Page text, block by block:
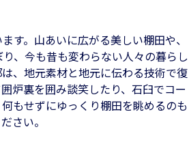
す。山あいに広がる美しい棚田や、
、今も昔も変わらない人々の暮らし
、地元素材と地元に伝わる技術で復
炉裏を囲み談笑したり、石臼でコー
もせずにゆっくり棚田を眺めるのも
さい。